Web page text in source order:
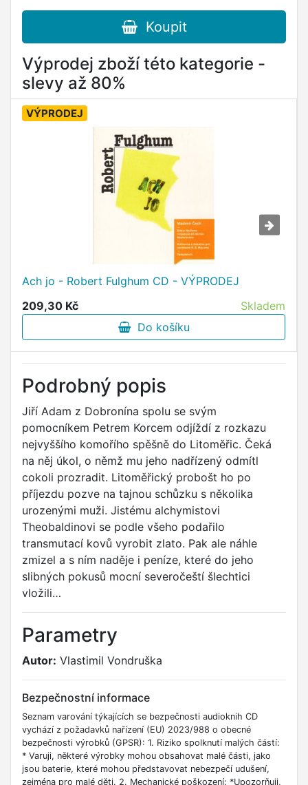
Koupit
Výprodej zboží této kategorie -
slevy až 80%
VÝPRODEJ
Ach jo - Robert Fulghum CD - VÝPRODEJ
209,30 Kč
Skladem
Do košíku
Podrobný popis
Jiří Adam z Dobronína spolu se svým
pomocníkem Petrem Korcem odjíždí z rozkazu
nejvyššího komořího spěšně do Litoměřic. Čeká
na něj úkol, o němž mu jeho nadřízený odmítl
cokoli prozradit. Litoměřický probošt ho po
příjezdu pozve na tajnou schůzku s několika
urozenými muži. Jistému alchymistovi
Theobaldinovi se podle všeho podařilo
transmutací kovů vyrobit zlato. Pak ale náhle
zmizel a s ním naděje i peníze, které do jeho
slibných pokusů mocní severočeští šlechtici
vložili…
Parametry
Autor: Vlastimil Vondruška
Bezpečnostní informace
Seznam varování týkajících se bezpečnosti audioknih CD
vychází z požadavků nařízení (EU) 2023/988 o obecné
bezpečnosti výrobků (GPSR): 1. Riziko spolknutí malých částí:
* Varuji, některé výrobky mohou obsahovat malé části, jako
jsou baterie, které mohou představovat nebezpečí udušení,
zejména pro malé děti. 2. Mechanické poškození: *Upozorňuji,